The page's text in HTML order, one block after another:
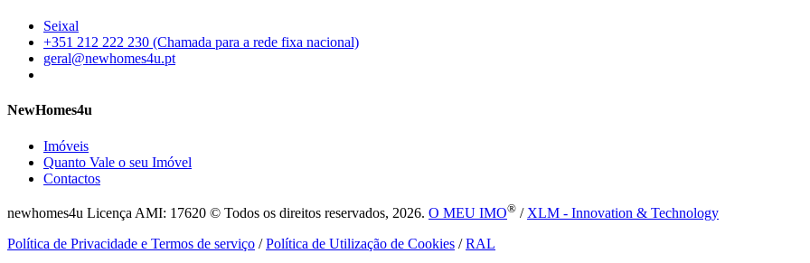
Seixal
+351 212 222 230 (Chamada para a rede fixa nacional)
geral@newhomes4u.pt
NewHomes4u
Imóveis
Quanto Vale o seu Imóvel
Contactos
newhomes4u Licença AMI: 17620 © Todos os direitos reservados, 2026. O MEU IMO® / XLM - Innovation & Technology
Política de Privacidade e Termos de serviço /Política de Utilização de Cookies /RAL